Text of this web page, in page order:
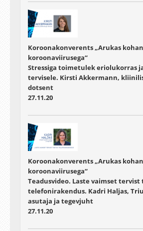
Koroonakonverents „Arukas
koroonaviirusega“
Stressiga toimetulek eriolukorras
tervisele. Kirsti Akkermann,
dotsent
27.11.20
Koroonakonverents „Arukas
koroonaviirusega“
Teadusvideo. Laste vaimset tervist
telefonirakendus. Kadri Haljas,
asutaja ja tegevjuht
27.11.20